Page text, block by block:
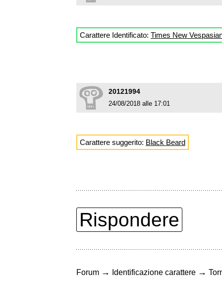
Carattere Identificato: Times New
20121994
24/08/2018 alle 17:01
Carattere suggerito: Black Beard
Rispondere
Forum → Identificazione carattere →